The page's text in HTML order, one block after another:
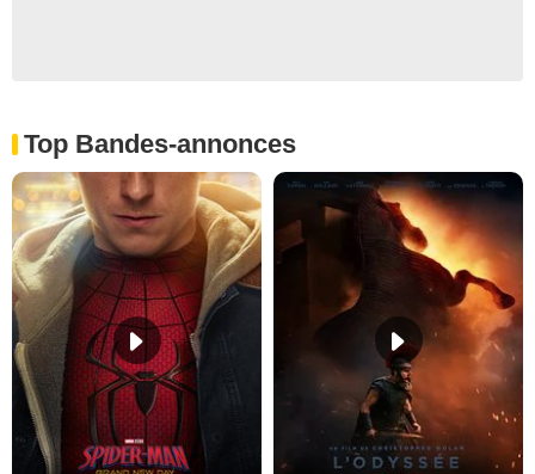
Top Bandes-annonces